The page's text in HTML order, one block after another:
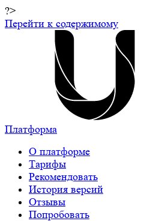
?>
Перейти к содержимому
Платформа
О платформе
Тарифы
Рекомендовать
История версий
Отзывы
Попробовать